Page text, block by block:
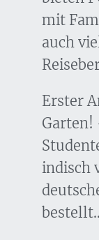
mit
auch
Erster
Garten!
indisch